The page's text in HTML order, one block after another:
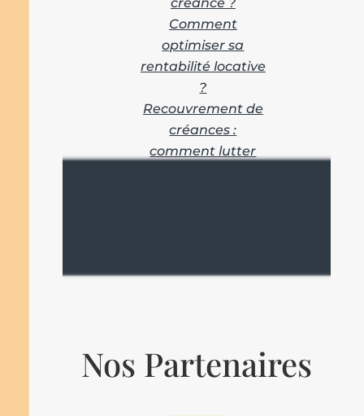
Comment
optimiser sa
rentabilité locative
?
Recouvrement de
créances :
comment lutter
Nos Partenaires